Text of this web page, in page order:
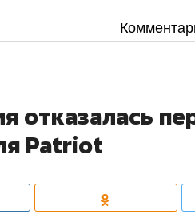
отказалась
Patriot